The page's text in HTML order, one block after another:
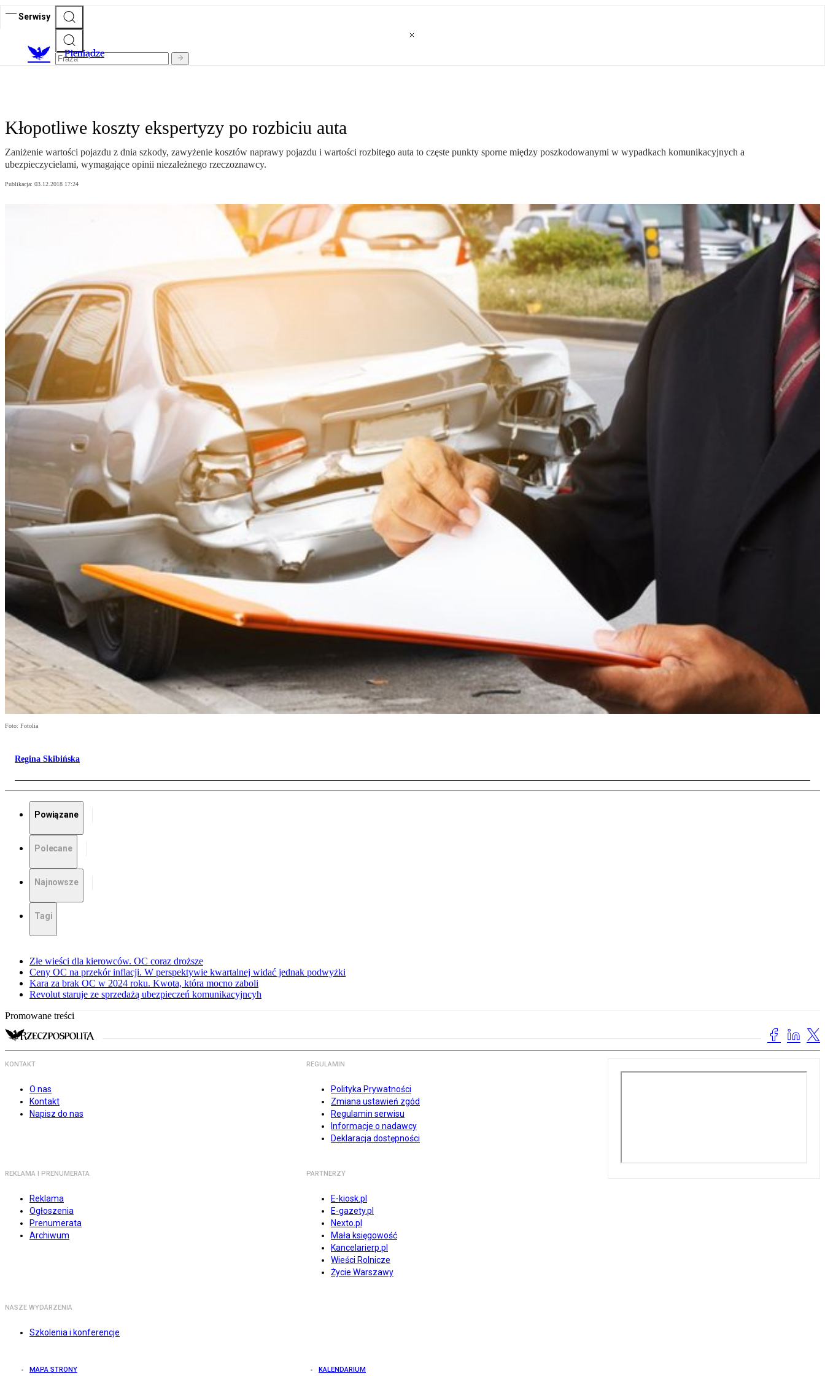
Serwisy
Pieniądze
Kłopotliwe koszty ekspertyzy po rozbiciu auta
Zaniżenie wartości pojazdu z dnia szkody, zawyżenie kosztów naprawy pojazdu i wartości rozbitego auta to częste punkty sporne między poszkodowanymi w wypadkach komunikacyjnych a
ubezpieczycielami, wymagające opinii niezależnego rzeczoznawcy.
Publikacja: 03.12.2018 17:24
Foto: Fotolia
Regina Skibińska
Powiązane
Polecane
Najnowsze
Tagi
Złe wieści dla kierowców. OC coraz droższe
Ceny OC na przekór inflacji. W perspektywie kwartalnej widać jednak podwyżki
Kara za brak OC w 2024 roku. Kwota, która mocno zaboli
Revolut staruje ze sprzedażą ubezpieczeń komunikacyjncyh
Promowane treści
KONTAKT
O nas
Kontakt
Napisz do nas
REGULAMIN
Polityka Prywatności
Zmiana ustawień zgód
Regulamin serwisu
Informacje o nadawcy
Deklaracja dostępności
REKLAMA I PRENUMERATA
Reklama
Ogłoszenia
Prenumerata
Archiwum
PARTNERZY
E-kiosk.pl
E-gazety.pl
Nexto.pl
Mała księgowość
Kancelarierp.pl
Wieści Rolnicze
Życie Warszawy
NASZE WYDARZENIA
Szkolenia i konferencje
MAPA STRONY KALENDARIUM